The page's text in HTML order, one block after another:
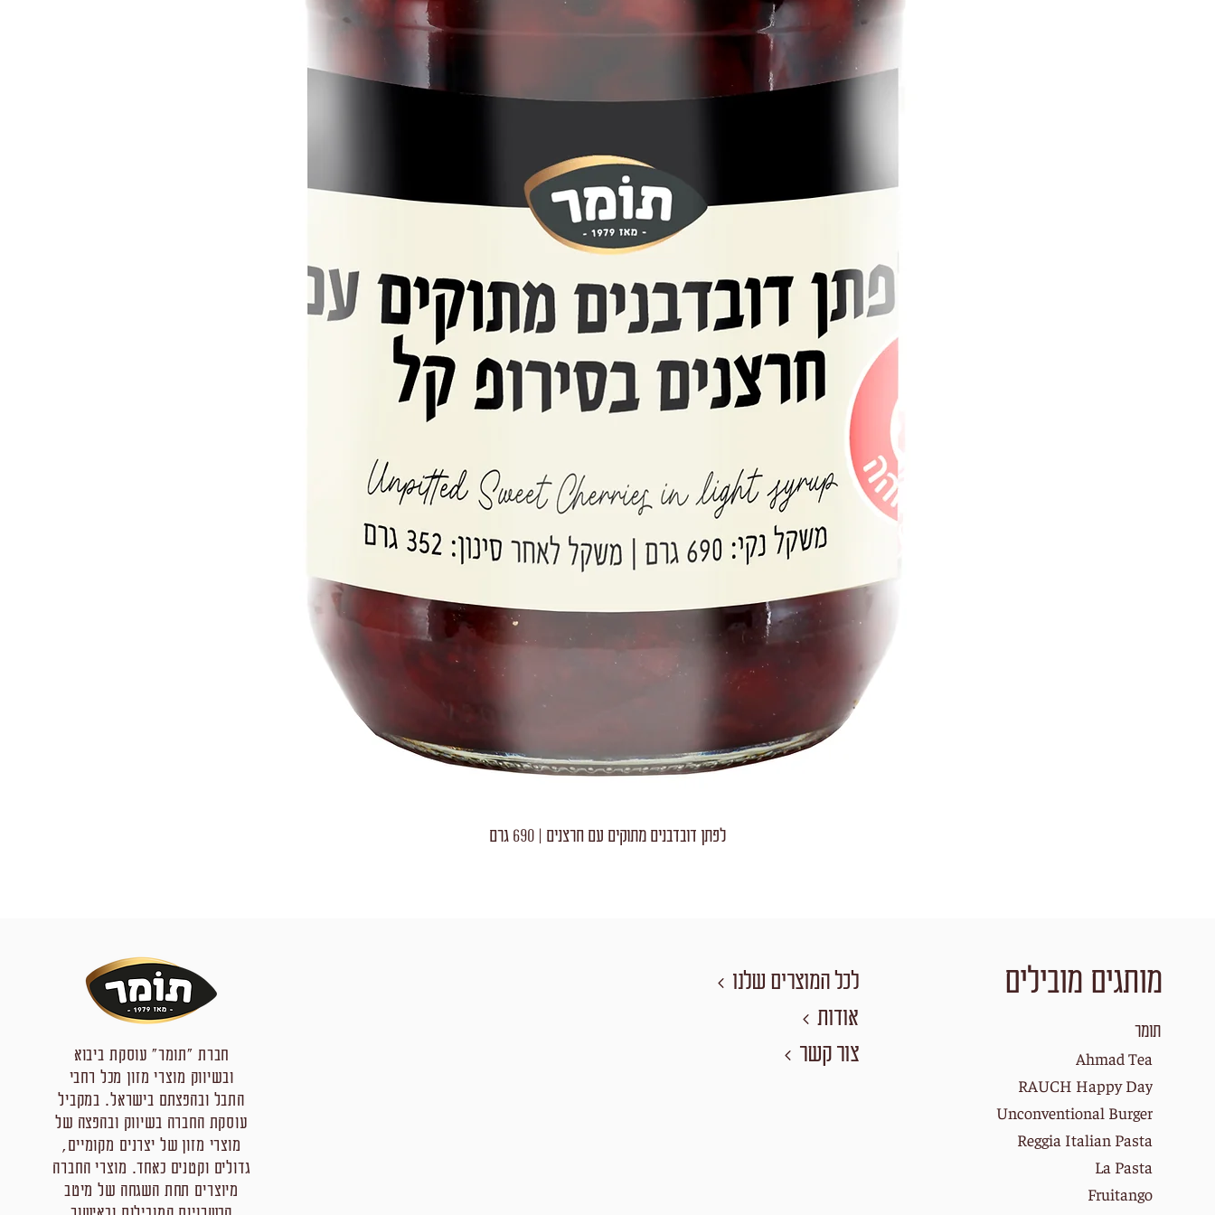
לפתן דובדבנים מתוקים עם חרצנים | 690 גרם
חברת "תומר" עוסקת ביבוא
ובשיווק מוצרי מזון מכל רחבי
התבל ובהפצתם בישראל. במקביל
עוסקת החברה בשיווק ובהפצה של
מוצרי מזון של יצרנים מקומיים,
גדולים וקטנים כאחד. מוצרי החברה
מיוצרים תחת השגחה של מיטב
לכל המוצרים שלנו
אודות
צור קשר
מותגים מובילים
תומר
Ahmad Tea
RAUCH Happy Day
Unconventional Burger
Reggia Italian Pasta
La Pasta
Fruitango